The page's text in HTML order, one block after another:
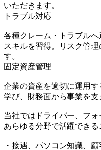
いただきます。
トラブル対応
各種クレーム・トラブル
スキルを習得。リスク管
す。
固定資産管理
企業の資産を適切に運用
学び、財務面から事業を支
当社ではドライバー、フォ
あらゆる分野で活躍できる
・接遇、パソコン知識、